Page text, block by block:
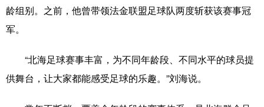
龄组别。之前，他曾带领法金联盟足球队两度斩获该赛事冠
军。
“北海足球赛事丰富，为不同年龄段、不同水平的球员提
供舞台，让大家都能感受足球的乐趣。”刘海说。